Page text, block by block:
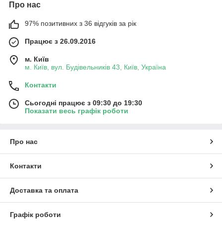
Про нас
97% позитивних з 36 відгуків за рік
Працює з 26.09.2016
м. Київ
м. Київ, вул. Будівельників 43, Київ, Україна
Контакти
Сьогодні працює з 09:30 до 19:30
Показати весь графік роботи
Про нас
Контакти
Доставка та оплата
Графік роботи